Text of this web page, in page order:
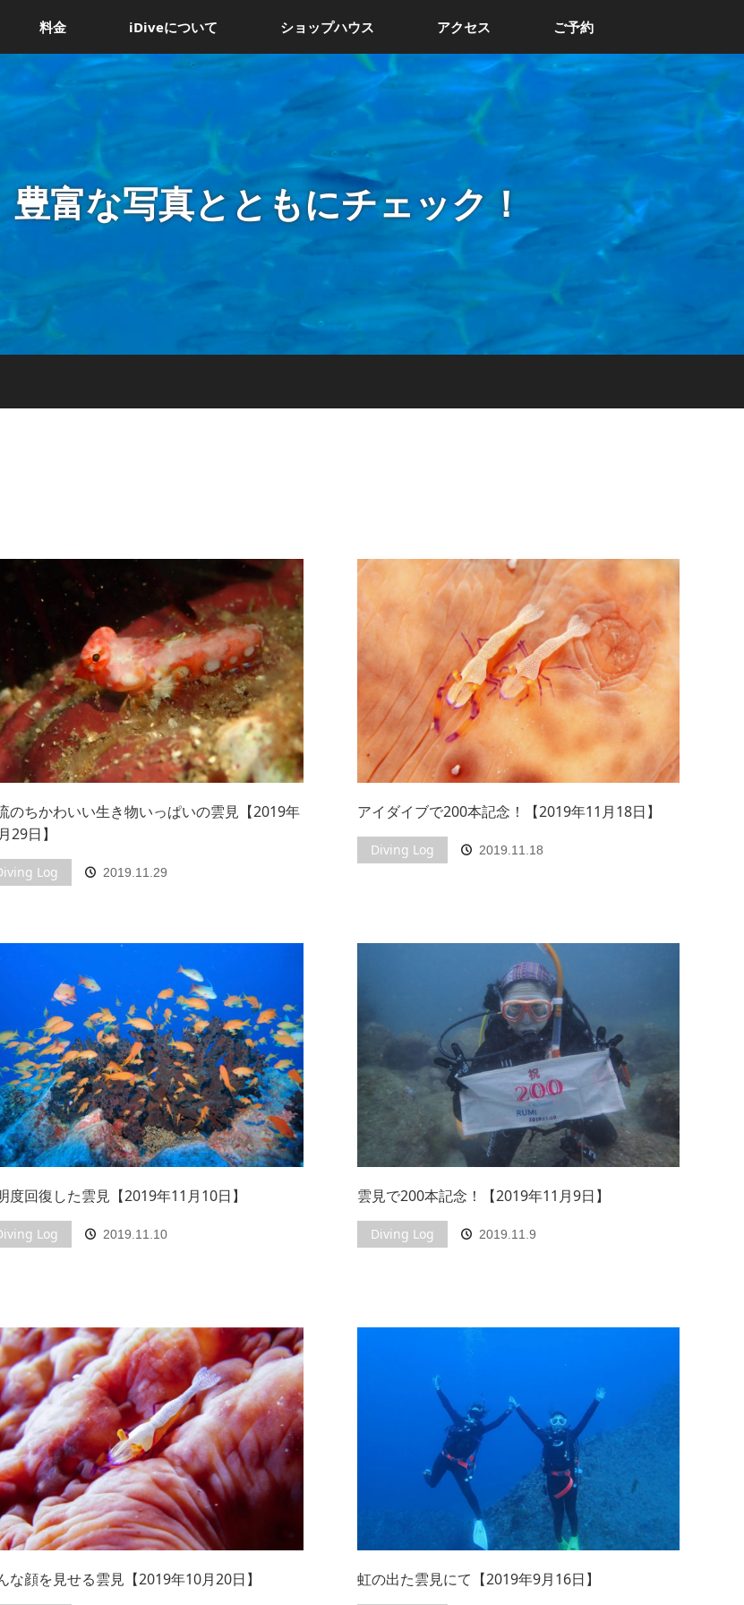
料金 iDiveについて ショップハウス アクセス ご予約
富な写真とともにチェック！
のちかわいい生き物いっぱいの雲見【2019年
29日】
Log 2019.11.29
アイダイブで200本記念！【2019年11月18日】
Diving Log 2019.11.18
度回復した雲見【2019年11月10日】
Log 2019.11.10
雲見で200本記念！【2019年11月9日】
Diving Log 2019.11.9
な顔を見せる雲見【2019年10月20日】 虹の出た雲見にて【2019年9月16日】